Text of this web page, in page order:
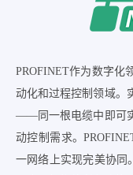
PROFINET作为数字化
动化和过程控制领域。
——同一根电缆中即可
动控制需求。
一网络上实现完美协同